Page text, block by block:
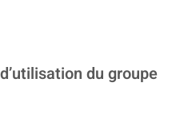
du groupe